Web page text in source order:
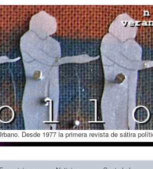
Desde 1977 la primera revista de sátira